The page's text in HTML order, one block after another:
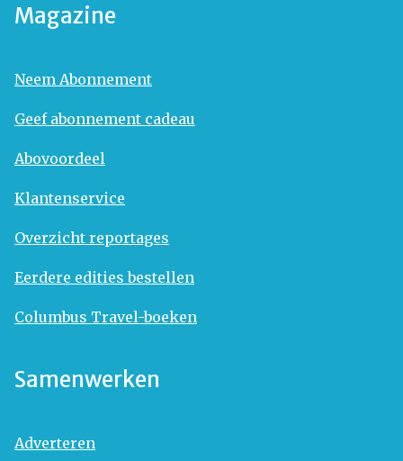
Magazine
Neem Abonnement
Geef abonnement cadeau
Abovoordeel
Klantenservice
Overzicht reportages
Eerdere edities bestellen
Columbus Travel-boeken
Samenwerken
Adverteren